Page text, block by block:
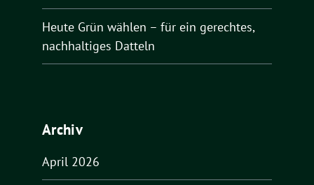
Heute Grün wählen – für ein gerechtes,
nachhaltiges Datteln
Archiv
April 2026